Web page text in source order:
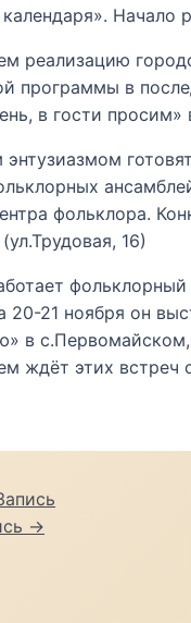
Начало
реализацию
программы в
в гости
фольклора.
16)
20-21 ноября он
в
ждёт этих встреч
→